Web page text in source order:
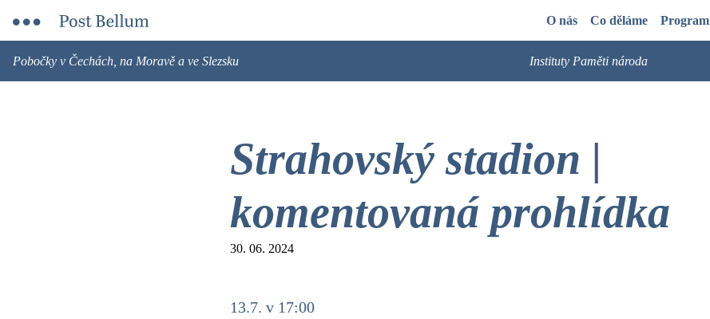
O nás Co děláme Program
Pobočky v Čechách, na Moravě a ve Slezsku Instituty Paměti národa
Strahovský stadion |
komentovaná prohlídka
30. 06. 2024
13.7. v 17:00